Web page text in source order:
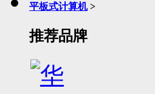
平板式计算机 >
推荐品牌